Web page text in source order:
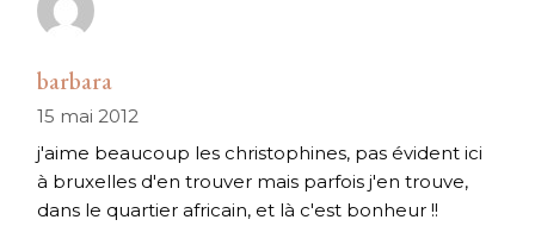
barbara
15 mai 2012
j'aime beaucoup les christophines, pas évident ici
à bruxelles d'en trouver mais parfois j'en trouve,
dans le quartier africain, et là c'est bonheur !!